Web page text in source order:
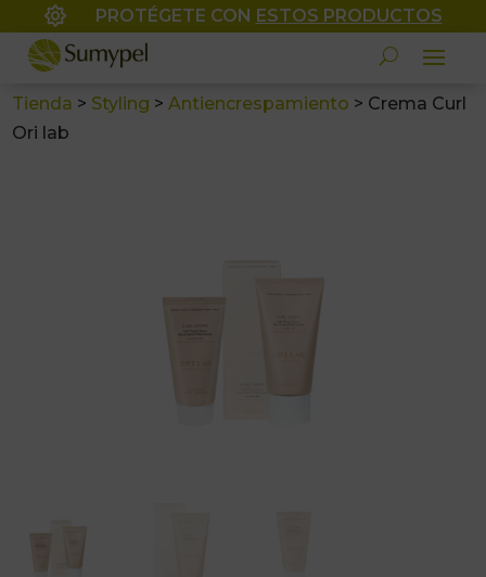
 PROTÉGETE CON ESTOS PRODUCTOS
Tienda > Styling >Antiencrespamiento > Crema Curl
Ori lab